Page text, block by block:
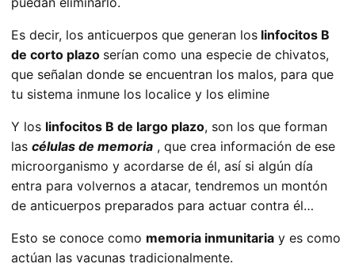
Es decir, los anticuerpos que generan los linfocitos B
de corto plazo serían como una especie de chivatos,
que señalan donde se encuentran los malos, para que
tu sistema inmune los localice y los elimine
Y los linfocitos B de largo plazo, son los que forman
las células de memoria , que crea información de ese
microorganismo y acordarse de él, así si algún día
entra para volvernos a atacar, tendremos un montón
de anticuerpos preparados para actuar contra él…
Esto se conoce como memoria inmunitaria y es como
actúan las vacunas tradicionalmente.